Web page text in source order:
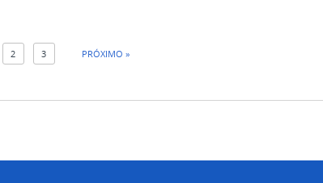
2 3 PRÓXIMO »